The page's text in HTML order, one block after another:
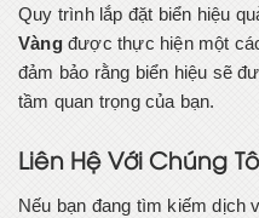
Quy trình lắp đặt biển hiệu
Vàngđược thực hiện một
đảm bảo rằng biển hiệu sẽ
tầm quan trọng của bạn.
Liên Hệ Với Chúng
Nếu bạn đang tìm kiếm dịch